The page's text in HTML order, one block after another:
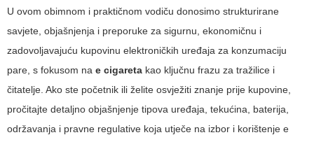
U ovom obimnom i praktičnom vodiču donosimo strukturirane
savjete, objašnjenja i preporuke za sigurnu, ekonomičnu i
zadovoljavajuću kupovinu elektroničkih uređaja za konzumaciju
pare, s fokusom na e cigareta kao ključnu frazu za tražilice i
čitatelje. Ako ste početnik ili želite osvježiti znanje prije kupovine,
pročitajte detaljno objašnjenje tipova uređaja, tekućina, baterija,
održavanja i pravne regulative koja utječe na izbor i korištenje e